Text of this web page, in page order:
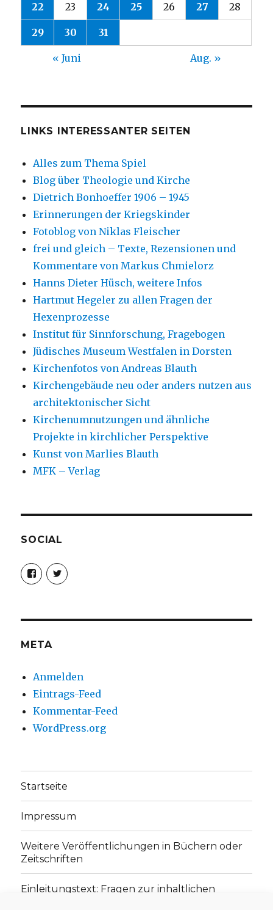
22 23 24 25 26 27 28
29 30 31
« Juni Aug. »
LINKS INTERESSANTER SEITEN
Alles zum Thema Spiel
Blog über Theologie und Kirche
Dietrich Bonhoeffer 1906 – 1945
Erinnerungen der Kriegskinder
Fotoblog von Niklas Fleischer
frei und gleich – Texte, Rezensionen und
Kommentare von Markus Chmielorz
Hanns Dieter Hüsch, weitere Infos
Hartmut Hegeler zu allen Fragen der
Hexenprozesse
Institut für Sinnforschung, Fragebogen
Jüdisches Museum Westfalen in Dorsten
Kirchenfotos von Andreas Blauth
Kirchengebäude neu oder anders nutzen aus
architektonischer Sicht
Kirchenumnutzungen und ähnliche
Projekte in kirchlicher Perspektive
Kunst von Marlies Blauth
MFK – Verlag
SOCIAL
Profil
von
christoph.fleischer1
anzeigen
Profil
von
anzeigen
META
Anmelden
Eintrags-Feed
Kommentar-Feed
WordPress.org
Startseite
Impressum
Weitere Veröffentlichungen in Büchern oder
Zeitschriften
Einleitungstext: Fragen zur inhaltlichen